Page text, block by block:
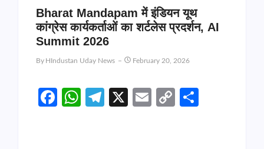
Bharat Mandapam में इंडियन यूथ
कांग्रेस कार्यकर्ताओं का शर्टलेस प्रदर्शन, AI
Summit 2026
By HIndustan Uday News February 20, 2026
Facebook
WhatsApp
Telegram
X EmailCopy